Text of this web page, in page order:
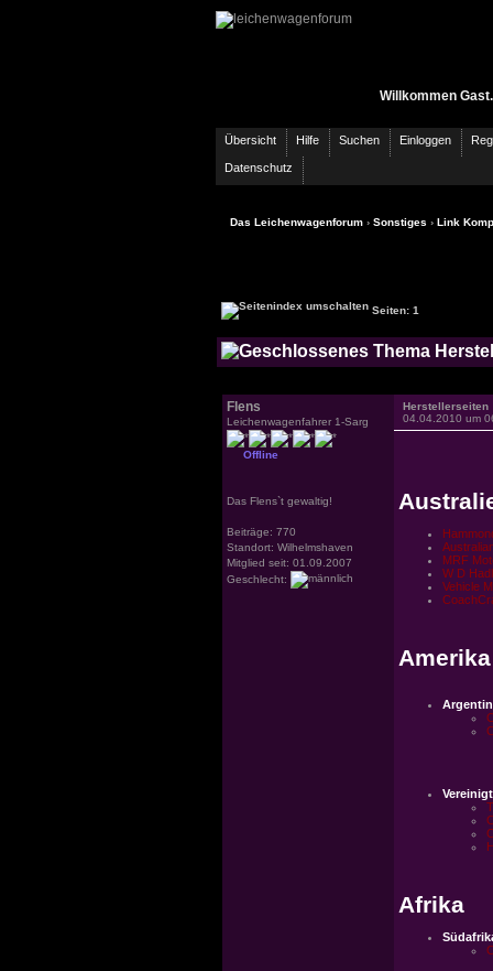
Willkommen
Übersicht Hilfe Suchen Einloggen
Datenschutz
Das Leichenwagenforum › Sonstiges › Link
Seiten: 1
Flens
Leichenwagenfahrer 1-Sarg
Offline
Das Flens`t gewaltig!
Beiträge: 770
Standort: Wilhelmshaven
Mitglied seit: 01.09.2007
Geschlecht:
Herstellerseiten
04.04.2010 um
MRF
W D
Vehicle
Amerika
Afrika